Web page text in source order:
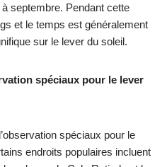
septembre. Pendant cette
et le temps est généralement
sur le lever du soleil.
spéciaux pour le lever
spéciaux pour le
endroits populaires incluent